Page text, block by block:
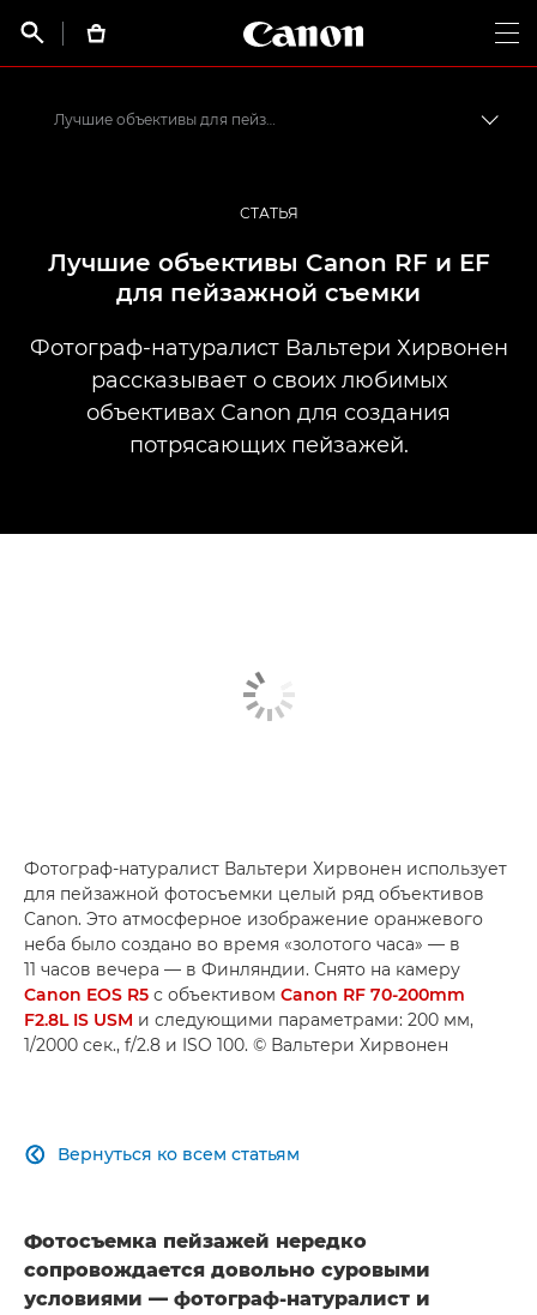
 
Canon Logo, back
Профессиональная фото- и видеосъемка
Истории от профессионалов: вдохновляющие идеи для печати, а также фото- и видеосъемки
СТАТЬЯ
Лучшие объективы Canon RF и EF
для пейзажной съемки
Фотограф-натуралист Вальтери Хирвонен
рассказывает о своих любимых
объективах Canon для создания
потрясающих пейзажей.
Фотограф-натуралист Вальтери Хирвонен использует
для пейзажной фотосъемки целый ряд объективов
Canon. Это атмосферное изображение оранжевого
неба было создано во время «золотого часа» — в
11 часов вечера — в Финляндии. Снято на камеру
Canon EOS R5 с объективом Canon RF 70-200mm
F2.8L IS USM и следующими параметрами: 200 мм,
1/2000 сек., f/2.8 и ISO 100. © Вальтери Хирвонен
Вернуться ко всем статьям

Фотосъемка пейзажей нередко
сопровождается довольно суровыми
условиями — фотограф-натуралист и